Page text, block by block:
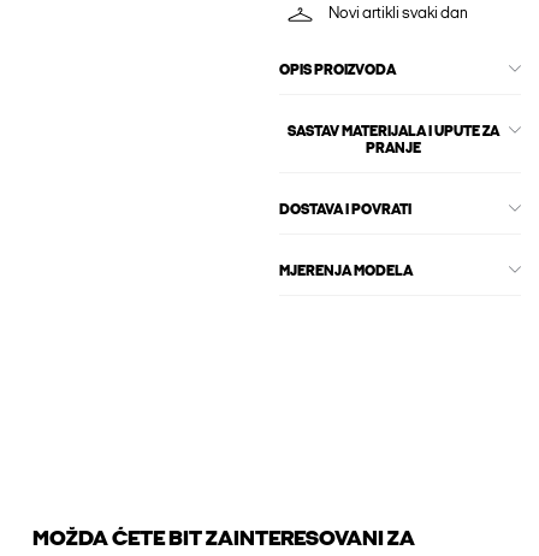
Novi artikli svaki dan
OPIS PROIZVODA
SASTAV MATERIJALA I UPUTE ZA
PRANJE
DOSTAVA I POVRATI
MJERENJA MODELA
MOŽDA ĆETE BIT ZAINTERESOVANI ZA